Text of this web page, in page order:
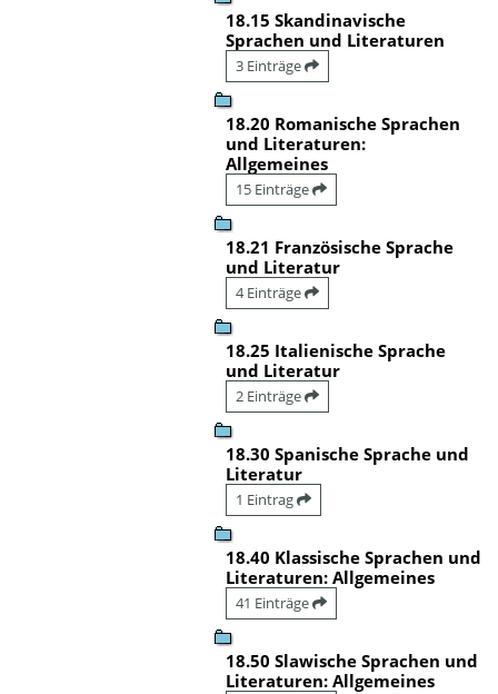
18.15 Skandinavische
Sprachen und Literaturen
3 Einträge
18.20 Romanische Sprachen
und Literaturen:
Allgemeines
15 Einträge
18.21 Französische Sprache
und Literatur
4 Einträge
18.25 Italienische Sprache
und Literatur
2 Einträge
18.30 Spanische Sprache und
Literatur
1 Eintrag
18.40 Klassische Sprachen und
Literaturen: Allgemeines
41 Einträge
18.50 Slawische Sprachen und
Literaturen: Allgemeines